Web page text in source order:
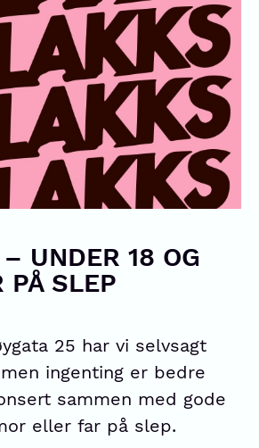
UNDER 18 OG
PÅ SLEP
25 har vi selvsagt
ingenting er bedre
sammen med gode
eller far på slep.